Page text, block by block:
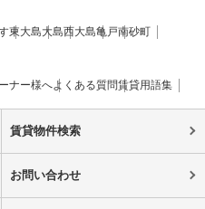
東大島大島西大島亀戸南砂町
ナー様へよくある質問賃貸用語集
賃貸物件検索
お問い合わせ